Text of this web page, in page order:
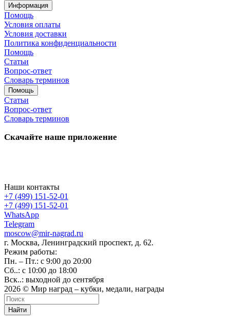
Информация
Помощь
Условия оплаты
Условия доставки
Политика конфиденциальности
Помощь
Статьи
Вопрос-ответ
Словарь терминов
Помощь
Статьи
Вопрос-ответ
Словарь терминов
Скачайте наше приложение
Наши контакты
+7 (499) 151-52-01
+7 (499) 151-52-01
WhatsApp
Telegram
moscow@mir-nagrad.ru
г. Москва, Ленинградский проспект, д. 62.
Режим работы:
Пн. – Пт.: с 9:00 до 20:00
Сб..: с 10:00 до 18:00
Вск..: выходной до сентября
2026 © Мир наград – кубки, медали, награды
Найти